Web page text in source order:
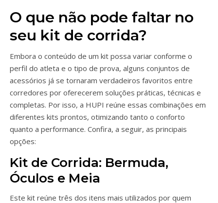
O que não pode faltar no
seu kit de corrida?
Embora o conteúdo de um kit possa variar conforme o
perfil do atleta e o tipo de prova, alguns conjuntos de
acessórios já se tornaram verdadeiros favoritos entre
corredores por oferecerem soluções práticas, técnicas e
completas. Por isso, a HUPI reúne essas combinações em
diferentes kits prontos, otimizando tanto o conforto
quanto a performance. Confira, a seguir, as principais
opções:
Kit de Corrida: Bermuda,
Óculos e Meia
Este kit reúne três dos itens mais utilizados por quem